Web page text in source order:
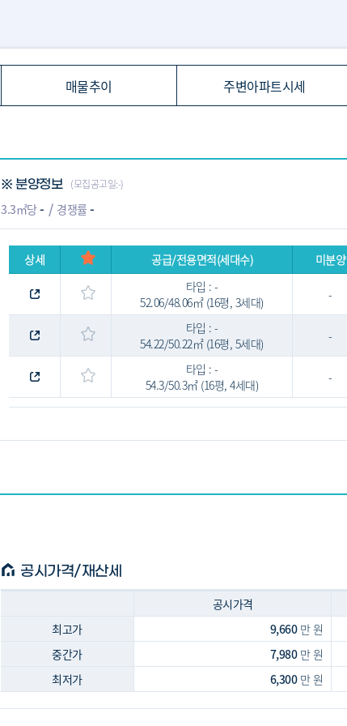
매물추이 주변아파트시세
※ 분양정보 (모집공고일:-)
3.3㎡당- 경쟁률 -
상세 공급/전용면적(세대수) 미분양
타입 : -
52.06/48.06㎡ (16평, 3세대)
-
타입 : -
54.22/50.22㎡ (16평, 5세대)
-
타입 : -
54.3/50.3㎡ (16평, 4세대)
-
공시가격/재산세
공시가격
최고가
9,660만 원
중간가
7,980만 원
최저가
6,300만 원